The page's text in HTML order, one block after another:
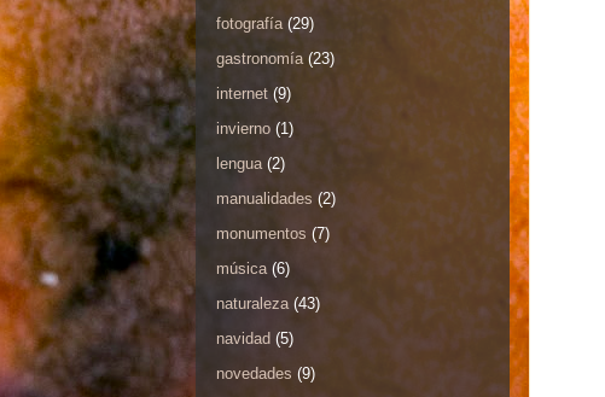
fotografía (29)
gastronomía (23)
internet (9)
invierno (1)
lengua (2)
manualidades (2)
monumentos (7)
música (6)
naturaleza (43)
navidad (5)
novedades (9)